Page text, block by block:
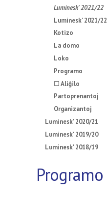
Luminesk' 2021/22
Luminesk' 2021/22
Kotizo
La domo
Loko
Programo
☐ Aliĝilo
Partoprenantoj
Organizantoj
Luminesk' 2020/21
Luminesk' 2019/20
Luminesk' 2018/19
Programo